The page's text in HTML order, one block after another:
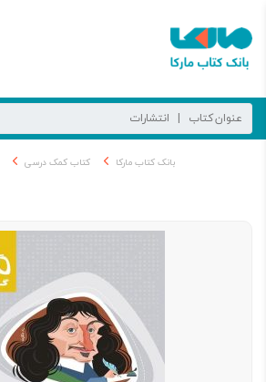
بانک کتاب مارکا کتاب کمک درسی